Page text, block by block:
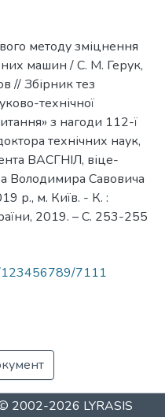
методу зміцнення
машин / C. М. Герук,
// Збірник тез
технічної
з нагоди 112-ї
технічних наук,
ВАСГНІЛ, віце-
Володимира Савовича
р., м. Київ. - К. :
2019. – C. 253-255
123456789/7111
2002-2026 LYRASIS